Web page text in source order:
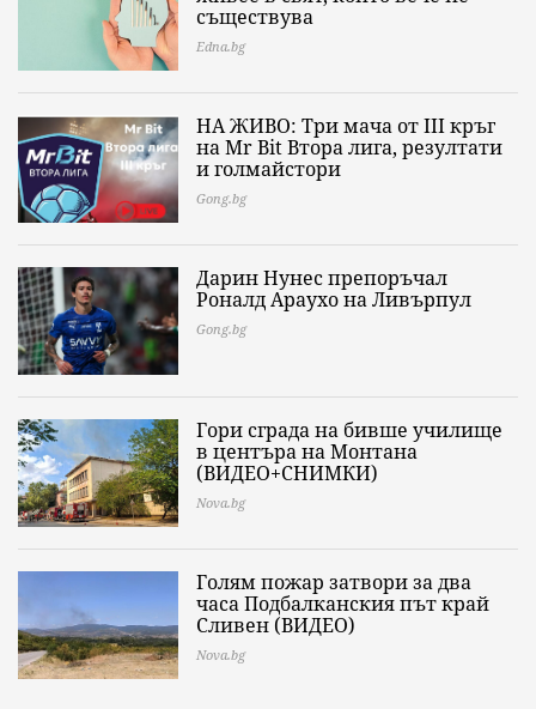
съществува
Edna.bg
НА ЖИВО: Три мача от III кръг
на Mr Bit Втора лига, резултати
и голмайстори
Gong.bg
Дарин Нунес препоръчал
Роналд Араухо на Ливърпул
Gong.bg
Гори сграда на бивше училище
в центъра на Монтана
(ВИДЕО+СНИМКИ)
Nova.bg
Голям пожар затвори за два
часа Подбалканския път край
Сливен (ВИДЕО)
Nova.bg